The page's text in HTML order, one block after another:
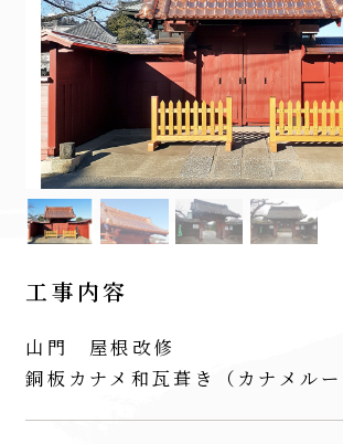
工事内容
山門 屋根改修
銅板カナメ和瓦葺き（カナメルー